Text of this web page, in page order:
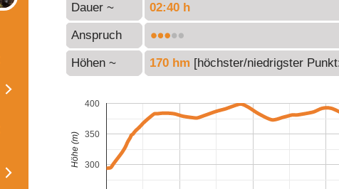
Dauer ~ 02:40 h
Anspruch
Höhen ~ 170 hm [höchster/niedrigster
300
350
400
Höhe (m)